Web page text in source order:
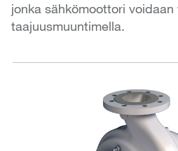
jonka sähkömoottori
taajuusmuuntimella.